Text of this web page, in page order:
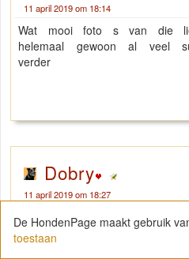
11 april 2019 om 18:14
Wat mooi foto s van die
helemaal gewoon al veel
verder
Dobry
11 april 2019 om 18:27
Och wat een lieve foto's van
wat doet hij het al goed. Hij lijkt
De HondenPage maakt gebruik
toestaan